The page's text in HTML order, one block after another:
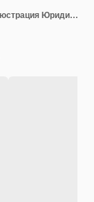
Юридическая служба правосудия 3d иллюстрация Юридическая помощь юридическая фирма и концепция юридических услуг